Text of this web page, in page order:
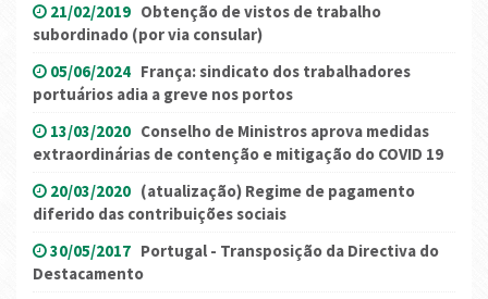
21/02/2019 Obtenção de vistos de trabalho
subordinado (por via consular)
05/06/2024 França: sindicato dos trabalhadores
portuários adia a greve nos portos
13/03/2020 Conselho de Ministros aprova medidas
extraordinárias de contenção e mitigação do COVID 19
20/03/2020 (atualização) Regime de pagamento
diferido das contribuições sociais
30/05/2017 Portugal - Transposição da Directiva do
Destacamento